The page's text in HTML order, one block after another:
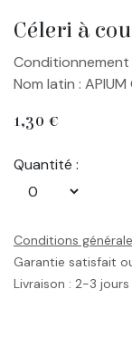
Céleri à
Nom latin : APIUM
1,30 €
Quantité :
Conditions
Garantie satisfait
Livraison : 2-3